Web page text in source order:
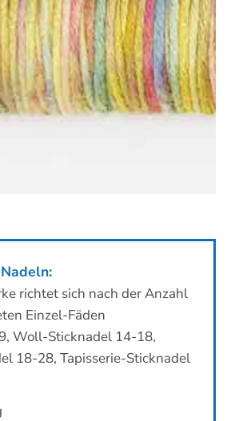
richtet sich nach der Anzahl
Einzel-Fäden
Woll-Sticknadel 14-18,
18-28, Tapisserie-Sticknadel